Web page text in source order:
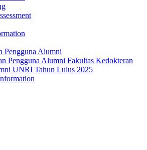
Pengguna Alumni
Pengguna Alumni Fakultas Kedokteran
UNRI Tahun Lulus 2025